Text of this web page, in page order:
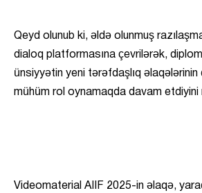
Qeyd olunub ki, əldə olunmuş
dialoq platformasına çevrilərək,
ünsiyyətin yeni tərəfdaşlıq əlaqələrinin
mühüm rol oynamaqda davam etdiyini
Videomaterial AIIF 2025-in əlaqə,